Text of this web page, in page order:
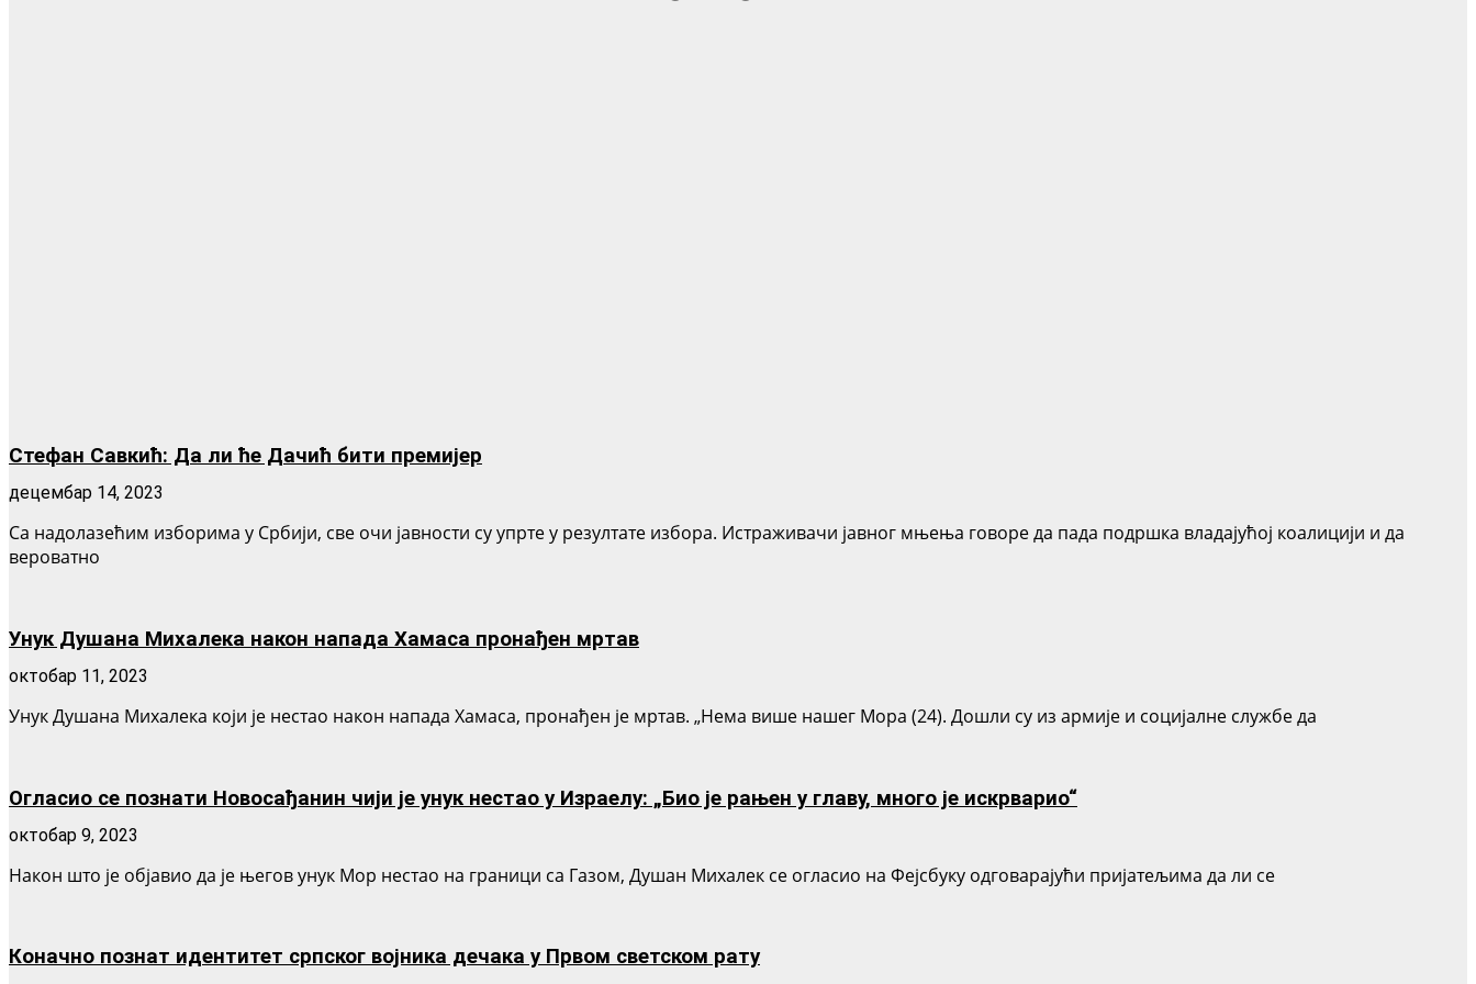
Стефан Савкић: Да ли ће Дачић бити премијер
децембар 14, 2023
Са надолазећим изборима у Србији, све очи јавности су упрте у резултате избора. Истраживачи јавног мњења говоре да пада подршка владајућој коалицији и да
вероватно
Унук Душана Михалека након напада Хамаса пронађен мртав
октобар 11, 2023
Унук Душана Михалека који је нестао након напада Хамаса, пронађен је мртав. „Нема више нашег Мора (24). Дошли су из армије и социјалне службе да
Огласио се познати Новосађанин чији је унук нестао у Израелу: „Био је рањен у главу, много је искрварио“
октобар 9, 2023
Након што је објавио да је његов унук Мор нестао на граници са Газом, Душан Михалек се огласио на Фејсбуку одговарајући пријатељима да ли се
Коначно познат идентитет српског војника дечака у Првом светском рату